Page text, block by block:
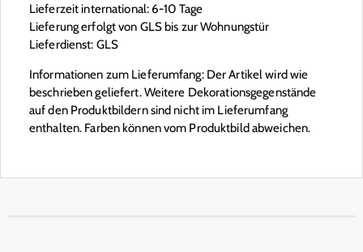
Lieferzeit international: 6-10 Tage
Lieferung erfolgt von GLS bis zur Wohnungstür
Lieferdienst: GLS
Informationen zum Lieferumfang: Der Artikel wird wie
beschrieben geliefert. Weitere Dekorationsgegenstände
auf den Produktbildern sind nicht im Lieferumfang
enthalten. Farben können vom Produktbild abweichen.